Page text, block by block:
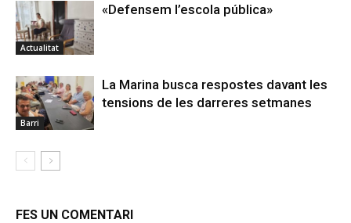
Actualitat
«Defensem l’escola pública»
Barri
La Marina busca respostes davant les
tensions de les darreres setmanes
FES UN COMENTARI